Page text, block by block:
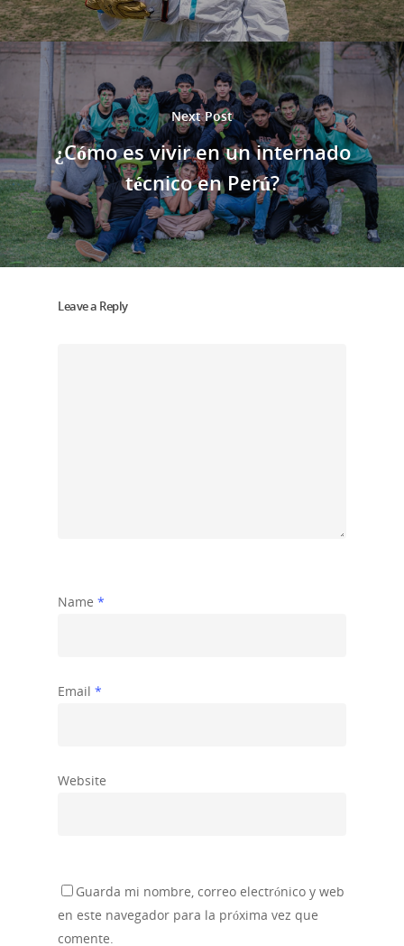
Next Post
¿Cómo es vivir en un internado
técnico en Perú?
Leave a Reply
Name *
Email *
Website
Guarda mi nombre, correo electrónico y web
en este navegador para la próxima vez que
comente.